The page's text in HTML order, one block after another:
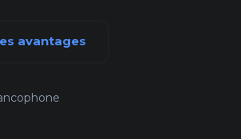
avantages